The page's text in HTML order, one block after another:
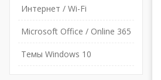
Интернет / Wi-Fi
Microsoft Office / Online 365
Темы Windows 10